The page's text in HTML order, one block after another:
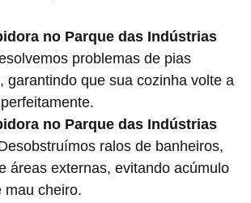
no Parque das Indústrias
problemas de pias
garantindo que sua cozinha volte a
no Parque das Indústrias
ralos de banheiros,
áreas externas, evitando acúmulo
mau cheiro.